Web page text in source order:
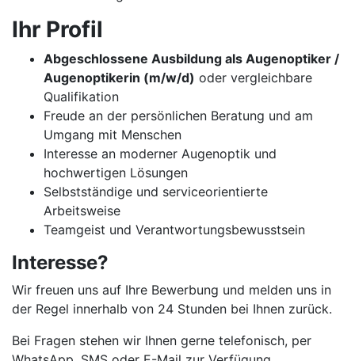
Ihr Profil
Abgeschlossene Ausbildung als Augenoptiker /
Augenoptikerin (m/w/d) oder vergleichbare
Qualifikation
Freude an der persönlichen Beratung und am
Umgang mit Menschen
Interesse an moderner Augenoptik und
hochwertigen Lösungen
Selbstständige und serviceorientierte
Arbeitsweise
Teamgeist und Verantwortungsbewusstsein
Interesse?
Wir freuen uns auf Ihre Bewerbung und melden uns in
der Regel innerhalb von 24 Stunden bei Ihnen zurück.
Bei Fragen stehen wir Ihnen gerne telefonisch, per